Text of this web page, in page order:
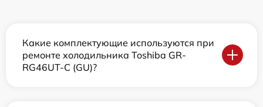
Какие комплектующие используются при
ремонте холодильника Toshiba GR-
RG46UT-C (GU)?